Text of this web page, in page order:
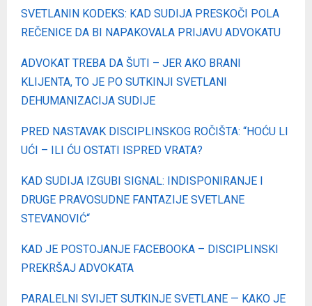
SVETLANIN KODEKS: KAD SUDIJA PRESKOČI POLA
REČENICE DA BI NAPAKOVALA PRIJAVU ADVOKATU
ADVOKAT TREBA DA ŠUTI – JER AKO BRANI
KLIJENTA, TO JE PO SUTKINJI SVETLANI
DEHUMANIZACIJA SUDIJE
PRED NASTAVAK DISCIPLINSKOG ROČIŠTA: “HOĆU LI
UĆI – ILI ĆU OSTATI ISPRED VRATA?
KAD SUDIJA IZGUBI SIGNAL: INDISPONIRANJE I
DRUGE PRAVOSUDNE FANTAZIJE SVETLANE
STEVANOVIĆ“
KAD JE POSTOJANJE FACEBOOKA – DISCIPLINSKI
PREKRŠAJ ADVOKATA
PARALELNI SVIJET SUTKINJE SVETLANE — KAKO JE